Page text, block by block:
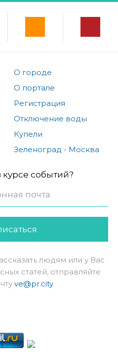
О городе
О портале
Регистрация
Отключение воды
Купели
Зеленоград - Москва
курсе событий?
людям или у Вас
статей, отправляйте
ve@pr.city